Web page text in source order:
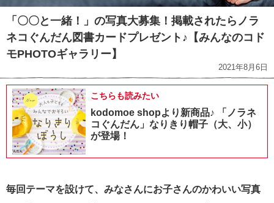
「〇〇と一緒！」の写真大募集！掲載されたらノラ
ネコぐんだん図書カードプレゼント♪【みんなのコド
モPHOTOギャラリー】
2021年8月6日
こちらも読みたい
kodomoe shopより新商品♪ 「ノラネ
コぐんだん」なりきり帽子（大、小）
が登場！
毎回テーマを設けて、みなさんにお子さんのかわいい写真